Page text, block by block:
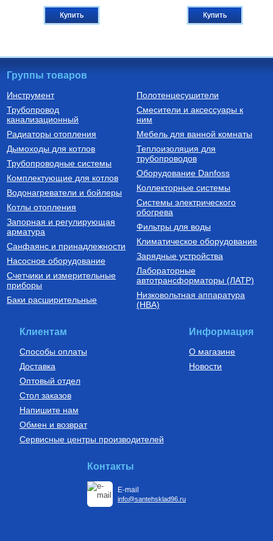
Купить Купить
Автоматика для насосов
2200 Вт FIL-10 2,2 кВт
(инвертор) с датчиком
9 750Руб.
Купить
Котлы газовые настенные
Котел газовый настенный
двухконтурный CARES X 24
CF, арт. 3300888
60 510Руб.
Установки канализационные
Установка канализационная
SANIVORT 405 М (боковой
14 390Руб.
Купить
Бойлеры (водонагреватели
косвенного нагрева)
Водонагреватель (бойлер)
61 380Руб.
Купить
Насосы циркуляционные
Циркуляционный насос TOP-S
80/10 PN10 DM, арт. 2165544
Автоматика для насосов
9 750
Группы товаров
Инструмент
Трубопровод
канализационный
Радиаторы отопления
Дымоходы для котлов
Трубопроводные системы
Комплектующие для котлов
Водонагреватели и бойлеры
Котлы отопления
Запорная и регулирующая
арматура
Санфаянс и принадлежности
Насосное оборудование
Счетчики и измерительные
приборы
Баки расширительные
Полотенцесушители
Смесители и аксессуары к
ним
Мебель для ванной комнаты
Теплоизоляция для
трубопроводов
Оборудование Danfoss
Коллекторные системы
Системы электрического
обогрева
Фильтры для воды
Климатическое оборудование
Зарядные устройства
Лабораторные
автотрансформаторы (ЛАТР)
Низковольтная аппаратура
(НВА)
Клиентам
Способы оплаты
Доставка
Оптовый отдел
Стол заказов
Напишите нам
Обмен и возврат
Сервисные центры производителей
Информация
О магазине
Новости
Контакты
E-mail
info@santehsklad96.ru